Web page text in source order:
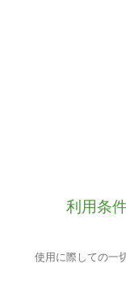
利用条
使用に際しての一